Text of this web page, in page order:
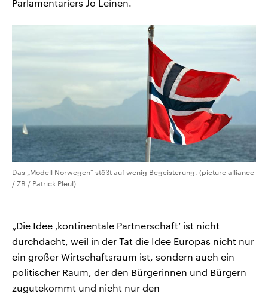
Parlamentariers Jo Leinen.
Das „Modell Norwegen“ stößt auf wenig Begeisterung. (picture alliance
/ ZB / Patrick Pleul)
„Die Idee ‚kontinentale Partnerschaft‘ ist nicht
durchdacht, weil in der Tat die Idee Europas nicht nur
ein großer Wirtschaftsraum ist, sondern auch ein
politischer Raum, der den Bürgerinnen und Bürgern
zugutekommt und nicht nur den